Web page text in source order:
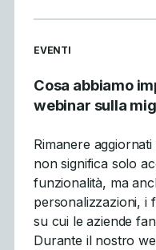
READ MORE ARTICLES
EVENTI
Cosa abbiamo
webinar sulla
Rimanere
non significa solo
funzionalità, ma
personalizzazioni, i
su cui le aziende
Durante il nostro